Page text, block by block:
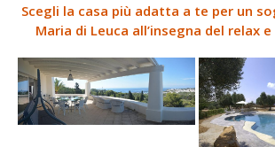
Scegli la casa più adatta a te per un
Maria di Leuca all’insegna del relax